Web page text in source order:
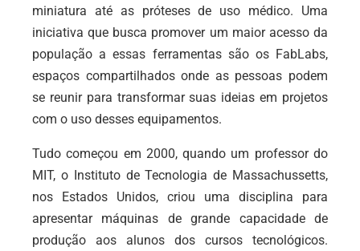
miniatura até as próteses de uso médico. Uma
iniciativa que busca promover um maior acesso da
população a essas ferramentas são os FabLabs,
espaços compartilhados onde as pessoas podem
se reunir para transformar suas ideias em projetos
com o uso desses equipamentos.
Tudo começou em 2000, quando um professor do
MIT, o Instituto de Tecnologia de Massachussetts,
nos Estados Unidos, criou uma disciplina para
apresentar máquinas de grande capacidade de
produção aos alunos dos cursos tecnológicos.